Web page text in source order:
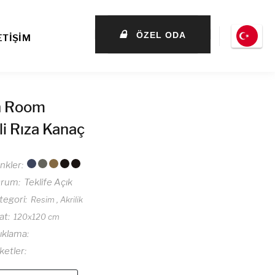
ÖZEL ODA
Room
Rıza Kanaç
Teklife Açık
Resim Akrilik
120x120 cm